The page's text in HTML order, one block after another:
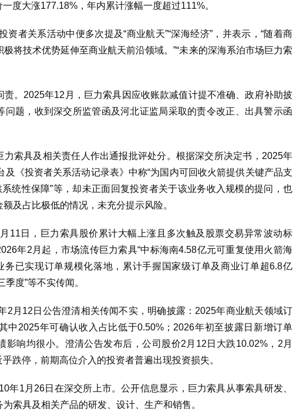
度大涨177.18%，年内累计涨幅一度超过111%。
资者关系活动中便多次提及“商业航天”“深海经济”，并表示，“随着商
将技术优势延伸至商业航天前沿领域。”“未来的深海系泊市场巨力索
责。2025年12月，巨力索具因应收账款减值计提不准确、政府补助披
问题，收到深交所监管函及河北证监局采取的责令改正、出具警示函
力索具及相关责任人作出通报批评处分。根据深交所决定书，2025年
及《投资者关系活动记录表》中称“为国内可回收火箭提供关键产品支
系统性保障”等，却未正面回复投资者关于该业务收入规模的提问，也
及占比极低的情况，未充分提示风险。
11日，巨力索具股价累计大幅上涨且多次触及股票交易异常波动标
年2月起，市场流传巨力索具“中标海南4.58亿元可重复使用火箭海
务已实现订单规模化落地，累计手握国家级订单及商业订单超6.8亿
度”等不实传闻。
2月12日公告澄清相关传闻不实，明确披露：2025年商业航天领域订
中2025年可确认收入占比低于0.50%；2026年初至披露日新增订单
影响均很小。澄清公告发布后，公司股价2月12日大跌10.02%，2月
跌停，前期高位介入的投资者普遍出现投资损失。
年1月26日在深交所上市。公开信息显示，巨力索具从事索具研发、
索具及相关产品的研发、设计、生产和销售。